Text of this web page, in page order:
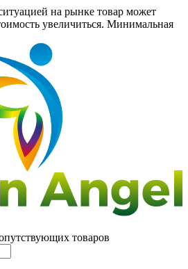
на рынке товар может
увеличиться. Минимальная
товаров